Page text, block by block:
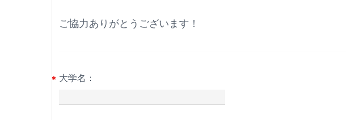
ご協力ありがとうございます！
大学名：